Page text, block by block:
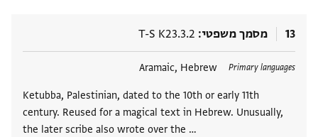
13 מסמך משפטי T-S K23.3.2
Primary languages
Aramaic, Hebrew
Ketubba, Palestinian, dated to the 10th or early 11th
century. Reused for a magical text in Hebrew. Unusually,
the later scribe also wrote over the …
תגים